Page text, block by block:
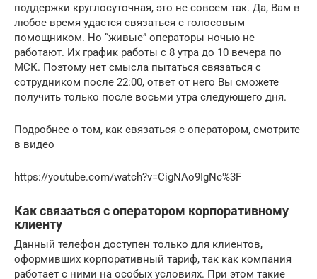
поддержки круглосуточная, это не совсем так. Да, Вам в
любое время удастся связаться с голосовым
помощником. Но “живые” операторы ночью не
работают. Их график работы с 8 утра до 10 вечера по
МСК. Поэтому нет смысла пытаться связаться с
сотрудником после 22:00, ответ от него Вы сможете
получить только после восьми утра следующего дня.
Подробнее о том, как связаться с оператором, смотрите
в видео
https://youtube.com/watch?v=CigNAo9IgNc%3F
Как связаться с оператором корпоративному
клиенту
Данный телефон доступен только для клиентов,
оформивших корпоративный тариф, так как компания
работает с ними на особых условиях. При этом такие